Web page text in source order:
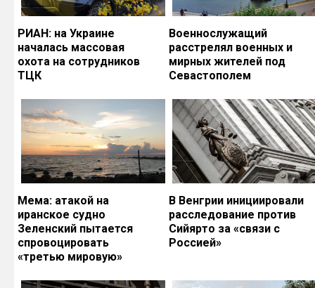
РИАН: на Украине
началась массовая
охота на сотрудников
ТЦК
Военнослужащий
расстрелял военных и
мирных жителей под
Севастополем
Мема: атакой на
иранское судно
Зеленский пытается
спровоцировать
«третью мировую»
В Венгрии инициировали
расследование против
Сийярто за «связи с
Россией»